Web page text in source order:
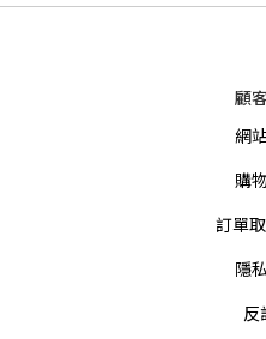
顧
網
購
訂單
隱
反